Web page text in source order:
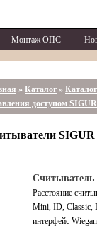
Монтаж ОПС
» Каталог »
доступом SIGUR
SIGUR
Считыватель
Расстояние
Mini, ID, Classic,
интерфейс